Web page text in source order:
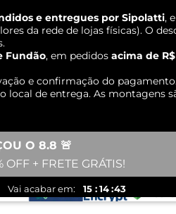
e entregues por Sipolatti,
da rede de lojas físicas). O
Fundão, em pedidos acima de
e confirmação do
de entrega. As montagens
O 8.8 🚨
OFF + FRETE GRÁTIS!
Vai acabar em: 15 14 43